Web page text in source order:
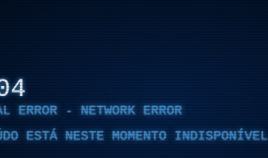
ERROR - NETWORK ERROR
ESTÁ NESTE MOMENTO INDISPONÍVEL